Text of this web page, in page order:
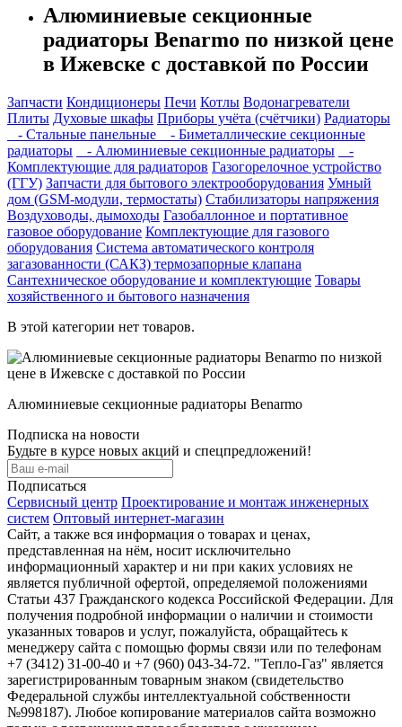
Алюминиевые секционные
радиаторы Benarmo по низкой цене
в Ижевске с доставкой по России
Запчасти Кондиционеры Печи Котлы Водонагреватели
Плиты Духовые шкафы Приборы учёта (счётчики) Радиаторы
- Стальные панельные
- Биметаллические секционные
радиаторы
- Алюминиевые секционные радиаторы
-
Комплектующие для радиаторов Газогорелочное устройство
(ГГУ) Запчасти для бытового электрооборудования Умный
дом (GSM-модули, термостаты) Cтабилизаторы напряжения
Воздуховоды, дымоходы Газобаллонное и портативное
газовое оборудование Комплектующие для газового
оборудования Система автоматического контроля
загазованности (САКЗ) термозапорные клапана
Сантехническое оборудование и комплектующие Товары
хозяйственного и бытового назначения
В этой категории нет товаров.
Алюминиевые секционные радиаторы Benarmo
Подписка на новости
Будьте в курсе новых акций и спецпредложений!
Подписаться
Сервисный центр Проектирование и монтаж инженерных
систем Оптовый интернет-магазин
Сайт, а также вся информация о товарах и ценах,
представленная на нём, носит исключительно
информационный характер и ни при каких условиях не
является публичной офертой, определяемой положениями
Статьи 437 Гражданского кодекса Российской Федерации. Для
получения подробной информации о наличии и стоимости
указанных товаров и услуг, пожалуйста, обращайтесь к
менеджеру сайта с помощью формы связи или по телефонам
+7 (3412) 31-00-40 и +7 (960) 043-34-72. "Тепло-Газ" является
зарегистрированным товарным знаком (свидетельство
Федеральной службы интеллектуальной собственности
№998187). Любое копирование материалов сайта возможно